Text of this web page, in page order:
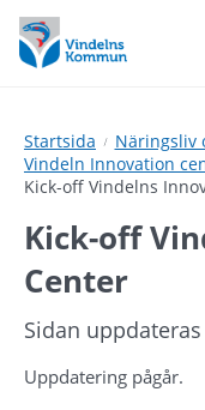
Hoppa
till
innehåll
Hoppa
till
undermeny
Startsida Näringsliv
Vindeln Innovation
Kick-off Vindelns
Kick-off
Center
Sidan
Uppdatering pågår.